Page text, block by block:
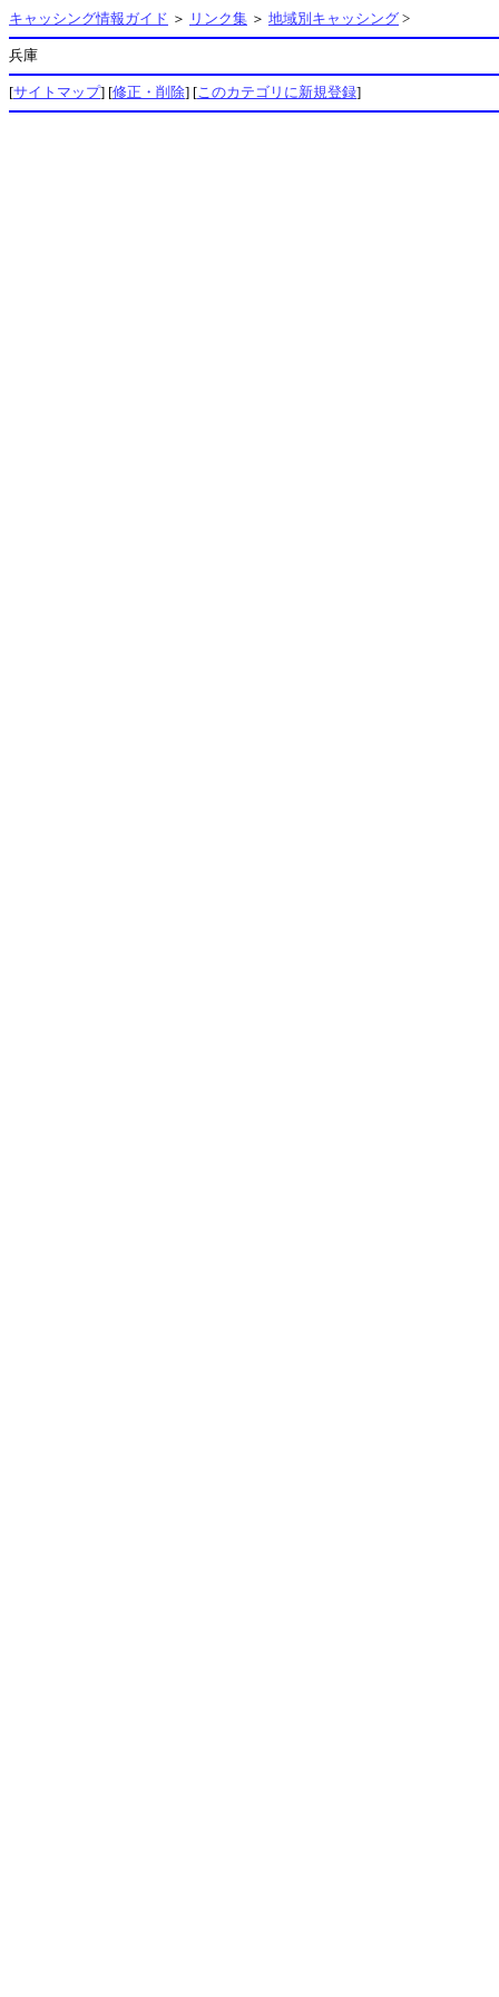
キャッシング情報ガイド ＞ リンク集 ＞ 地域別キャッシング >
兵庫
[サイトマップ] [修正・削除] [このカテゴリに新規登録]